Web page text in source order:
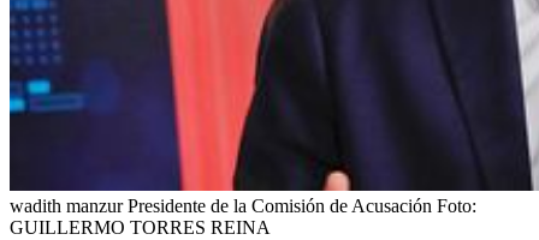
wadith manzur Presidente de la Comisión de Acusación Foto:
GUILLERMO TORRES REINA